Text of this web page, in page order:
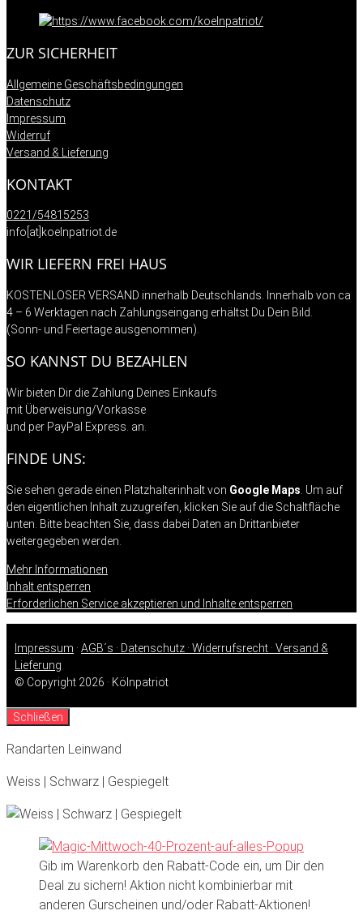
ZUR SICHERHEIT
Allgemeine Geschäftsbedingungen
Datenschutz
Impressum
Widerruf
Versand & Lieferung
KONTAKT
0221/54815253
info[at]koelnpatriot.de
WIR LIEFERN FREI HAUS
KOSTENLOSER VERSAND innerhalb Deutschlands. Innerhalb von ca
4 – 6 Werktagen nach Zahlungseingang erhältst Du Dein Bild.
(Sonn- und Feiertage ausgenommen).
SO KANNST DU BEZAHLEN
Wir bieten Dir die Zahlung Deines Einkaufs
mit Überweisung/Vorkasse
und per PayPal Express. an.
FINDE UNS:
Sie sehen gerade einen Platzhalterinhalt von Google Maps . Um auf
den eigentlichen Inhalt zuzugreifen, klicken Sie auf die Schaltfläche
unten. Bitte beachten Sie, dass dabei Daten an Drittanbieter
weitergegeben werden.
Mehr Informationen
Inhalt entsperren
Erforderlichen Service akzeptieren und Inhalte entsperren
Impressum · AGB´s · Datenschutz · Widerrufsrecht · Versand &
Lieferung
© Copyright 2026 · Kölnpatriot
Schließen
Randarten Leinwand
Weiss | Schwarz | Gespiegelt
Gib im Warenkorb den Rabatt-Code ein, um Dir den
Deal zu sichern! Aktion nicht kombinierbar mit
anderen Gurscheinen und/oder Rabatt-Aktionen!